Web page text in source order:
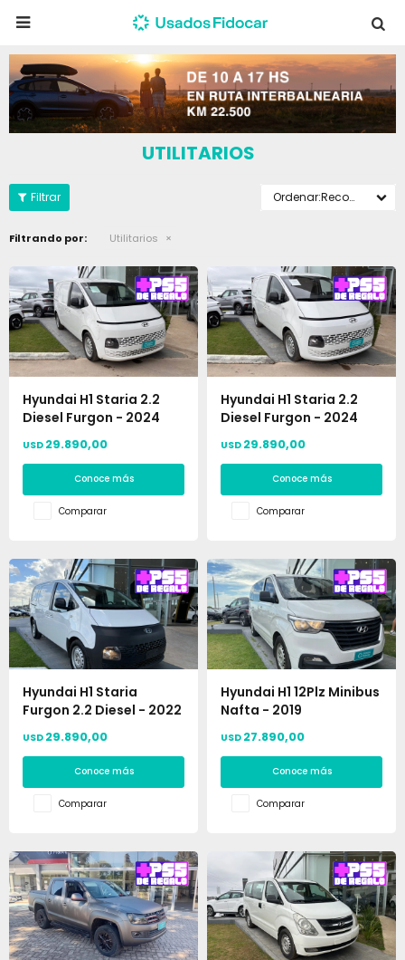

UTILITARIOS
Recomendados
Filtrando por: Utilitarios
Hyundai H1 Staria 2.2
Diesel Furgon - 2024
USD 29.890,00
Conoce más
Comparar
Hyundai H1 Staria 2.2
Diesel Furgon - 2024
USD 29.890,00
Conoce más
Comparar
Hyundai H1 Staria
Furgon 2.2 Diesel - 2022
USD 29.890,00
Conoce más
Comparar
Hyundai H1 12Plz Minibus
Nafta - 2019
USD 27.890,00
Conoce más
Comparar